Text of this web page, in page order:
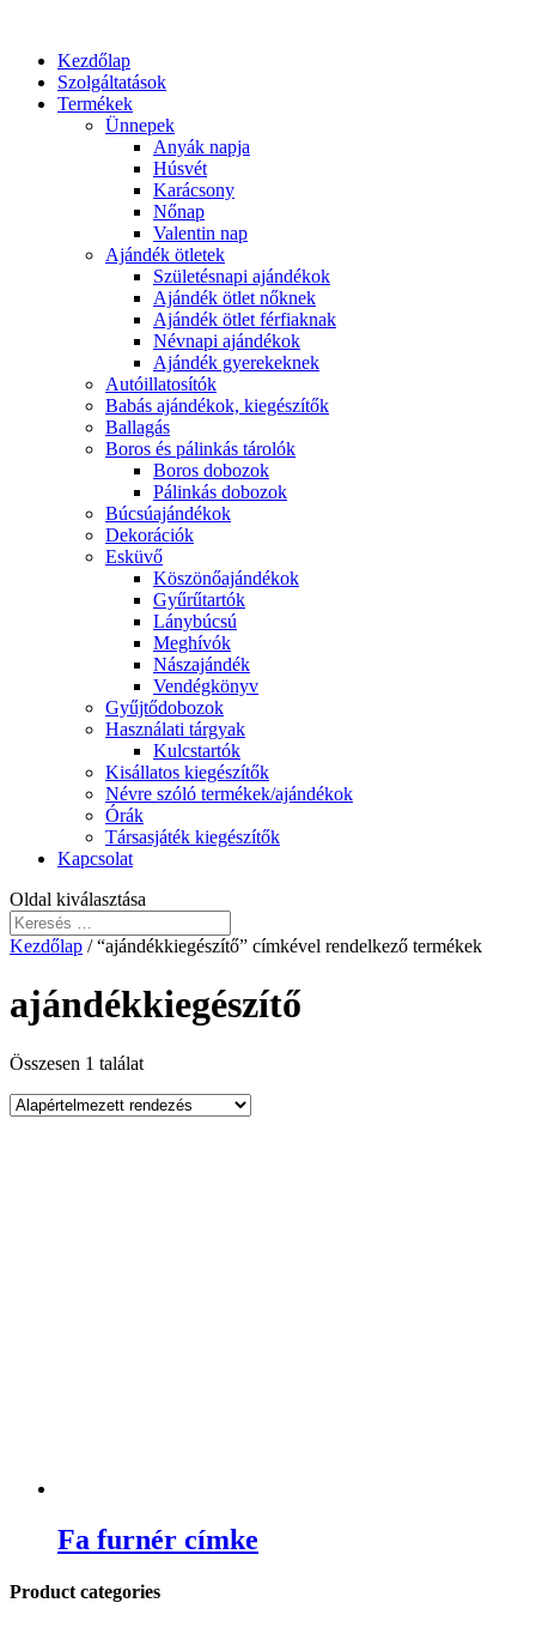
Kezdőlap
Szolgáltatások
Termékek
Ünnepek
Anyák napja
Húsvét
Karácsony
Nőnap
Valentin nap
Ajándék ötletek
Születésnapi ajándékok
Ajándék ötlet nőknek
Ajándék ötlet férfiaknak
Névnapi ajándékok
Ajándék gyerekeknek
Autóillatosítók
Babás ajándékok, kiegészítők
Ballagás
Boros és pálinkás tárolók
Boros dobozok
Pálinkás dobozok
Búcsúajándékok
Dekorációk
Esküvő
Köszönőajándékok
Gyűrűtartók
Lánybúcsú
Meghívók
Nászajándék
Vendégkönyv
Gyűjtődobozok
Használati tárgyak
Kulcstartók
Kisállatos kiegészítők
Névre szóló termékek/ajándékok
Órák
Társasjáték kiegészítők
Kapcsolat
Oldal kiválasztása
Kezdőlap / “ajándékkiegészítő” címkével rendelkező termékek
ajándékkiegészítő
Összesen 1 találat
Fa furnér címke
Product categories